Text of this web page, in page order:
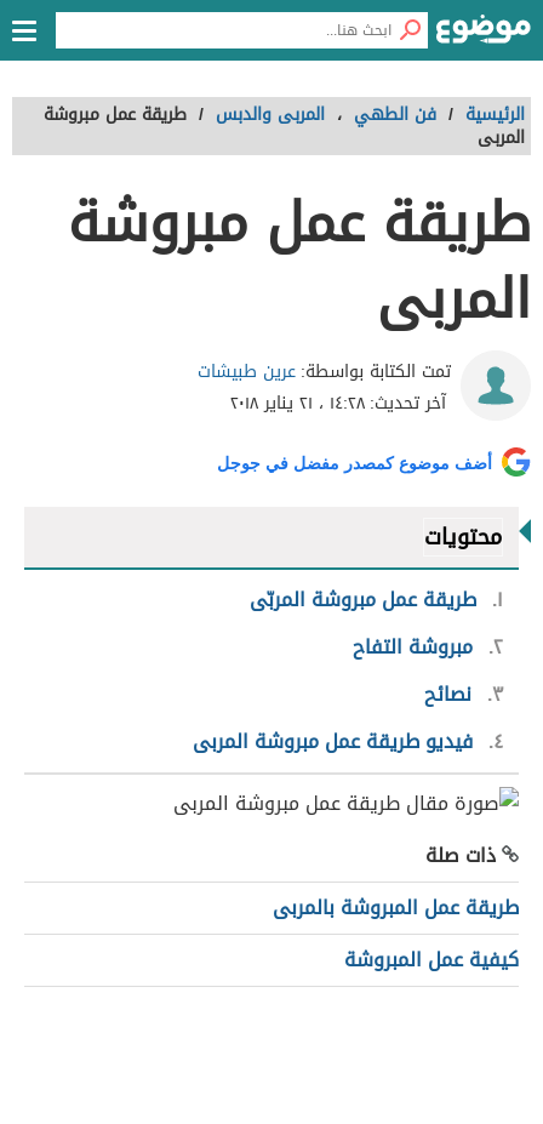
الرئيسية / فن الطهي ، المربى والدبس / طريقة عمل مبروشة
المربى
طريقة عمل مبروشة
المربى
تمت الكتابة بواسطة:عرين طبيشات
آخر تحديث:١٤:٢٨ ، ٢١ يناير ٢٠١٨
أضف موضوع كمصدر مفضل في جوجل
محتويات
١ طريقة عمل مبروشة المربّى
٢ مبروشة التفاح
٣ نصائح
٤ فيديو طريقة عمل مبروشة المربى
ذات صلة
طريقة عمل المبروشة بالمربى
كيفية عمل المبروشة